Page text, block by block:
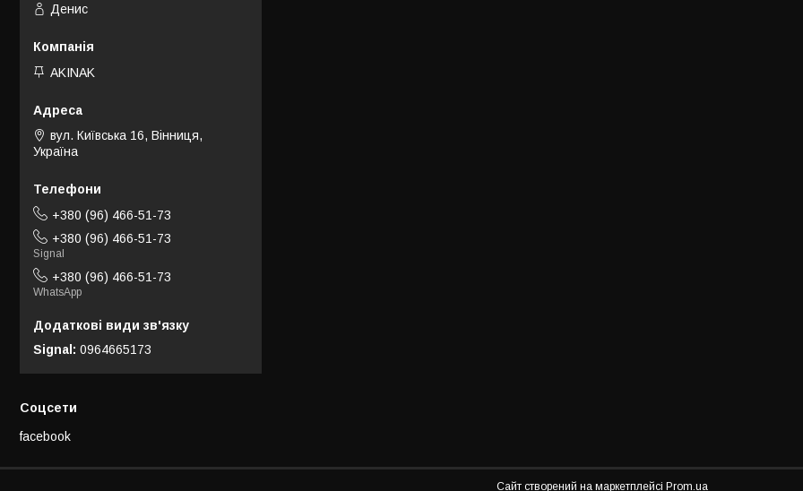
Денис
AKINAK
вул. Київська 16, Вінниця,
Україна
+380 (96) 466-51-73
+380 (96) 466-51-73
Signal
+380 (96) 466-51-73
WhatsApp
Signal 0964665173
Соцсети
facebook
Сайт створений на маркетплейсі Prom.ua